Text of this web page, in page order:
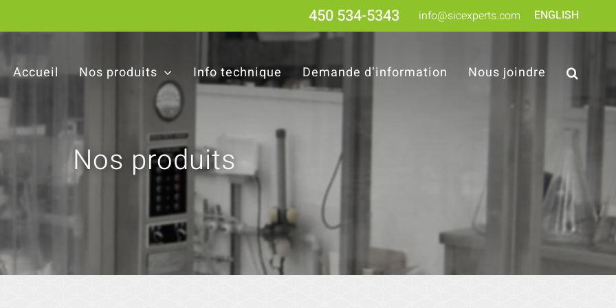
ENGLISH
450 534-5343 info@sicexperts.com
Accueil Nos produits Info technique Demande d’information Nous joindre
Nos produits